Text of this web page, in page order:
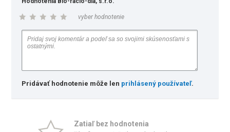
vyber hodnotenie
Pridávať hodnotenie môže len prihlásený používateľ.
Zatiaľ bez hodnotenia